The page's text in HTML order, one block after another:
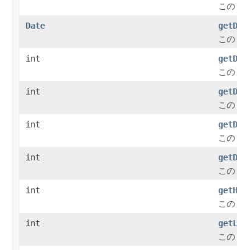
こ
Date
こ
int
こ
int
こ
int
こ
int
こ
int
こ
int
こ